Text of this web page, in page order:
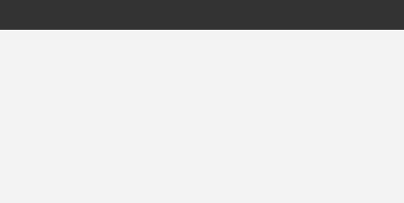
Comprar - Vender - Arrendar